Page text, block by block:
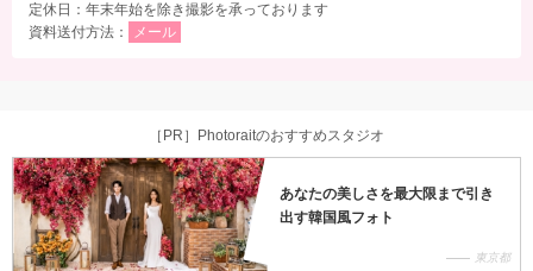
定休日：年末年始を除き撮影を承っております
資料送付方法：
メール
［PR］Photoraitのおすすめスタジオ
あなたの美しさを最大限まで引き
出す韓国風フォト
東京都